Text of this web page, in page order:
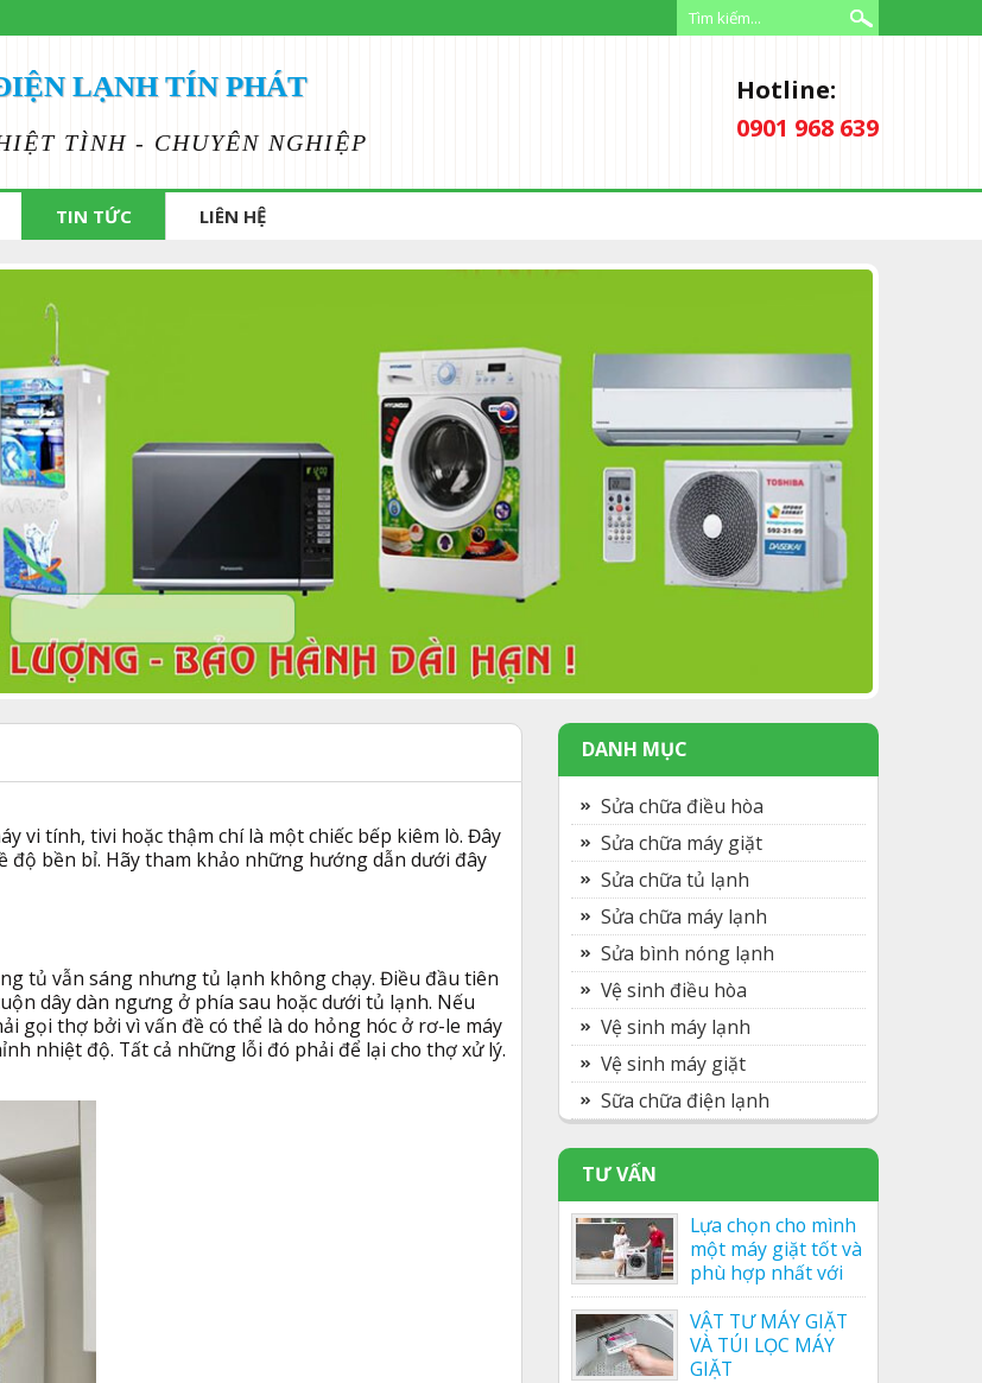
LẠNH TÍN PHÁT
TÌNH - CHUYÊN NGHIỆP
Hotline:
0901 968 639
TIN TỨC LIÊN HỆ
vi tính, tivi hoặc thậm chí là một chiếc bếp kiêm lò. Đây
bền bỉ. Hãy tham khảo những hướng dẫn dưới đây
tủ vẫn sáng nhưng tủ lạnh không chạy. Điều đầu tiên
dây dàn ngưng ở phía sau hoặc dưới tủ lạnh. Nếu
gọi thợ bởi vì vấn đề có thể là do hỏng hóc ở rơ-le máy
nhiệt độ. Tất cả những lỗi đó phải để lại cho thợ xử lý.
DANH MỤC
Sửa chữa điều hòa
Sửa chữa máy giặt
Sửa chữa tủ lạnh
Sửa chữa máy lạnh
Sửa bình nóng lạnh
Vệ sinh điều hòa
Vệ sinh máy lạnh
Vệ sinh máy giặt
Sữa chữa điện lạnh
TƯ VẤN
Lựa chọn cho mình
một máy giặt tốt và
phù hợp nhất với
gia đình
VẬT TƯ MÁY GIẶT
VÀ TÚI LỌC MÁY
GIẶT